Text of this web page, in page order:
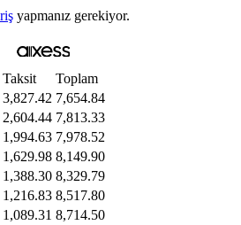
yapmanız gerekiyor.
Taksit
Toplam
3,827.42 7,654.84
2,604.44 7,813.33
1,994.63 7,978.52
1,629.98 8,149.90
1,388.30 8,329.79
1,216.83 8,517.80
1,089.31 8,714.50